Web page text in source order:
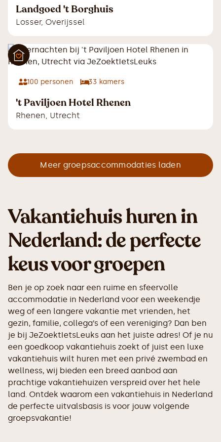
Landgoed 't Borghuis
Losser, Overijssel
100 personen 33 kamers
't Paviljoen Hotel Rhenen
Rhenen, Utrecht
Meer groepsaccommodaties laden
Vakantiehuis huren in
Nederland: de perfecte
keus voor groepen
Ben je op zoek naar een ruime en sfeervolle
accommodatie in Nederland voor een weekendje
weg of een langere vakantie met vrienden, het
gezin, familie, collega’s of een vereniging? Dan ben
je bij JeZoektIetsLeuks aan het juiste adres! Of je nu
een goedkoop vakantiehuis zoekt of juist een luxe
vakantiehuis wilt huren met een privé zwembad en
wellness, wij bieden een breed aanbod aan
prachtige vakantiehuizen verspreid over het hele
land. Ontdek waarom een vakantiehuis in Nederland
de perfecte uitvalsbasis is voor jouw volgende
groepsvakantie!